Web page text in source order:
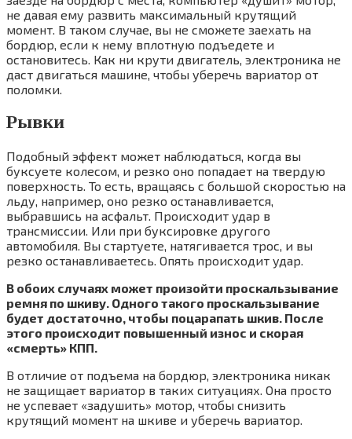
не давая ему развить максимальный крутящий
момент. В таком случае, вы не сможете заехать на
бордюр, если к нему вплотную подъедете и
остановитесь. Как ни крути двигатель, электроника не
даст двигаться машине, чтобы уберечь вариатор от
поломки.
Рывки
Подобный эффект может наблюдаться, когда вы
буксуете колесом, и резко оно попадает на твердую
поверхность. То есть, вращаясь с большой скоростью на
льду, например, оно резко останавливается,
выбравшись на асфальт. Происходит удар в
трансмиссии. Или при буксировке другого
автомобиля. Вы стартуете, натягивается трос, и вы
резко останавливаетесь. Опять происходит удар.
В обоих случаях может произойти проскальзывание
ремня по шкиву. Одного такого проскальзывание
будет достаточно, чтобы поцарапать шкив. После
этого происходит повышенный износ и скорая
«смерть» КПП.
В отличие от подъема на бордюр, электроника никак
не защищает вариатор в таких ситуациях. Она просто
не успевает «задушить» мотор, чтобы снизить
крутящий момент на шкиве и уберечь вариатор.